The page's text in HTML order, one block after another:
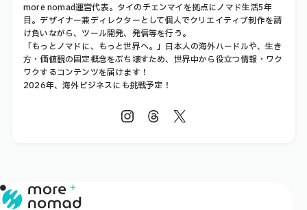
more nomad運営代表。タイのチェンマイを拠点にノマド生活5年
目。デザイナー兼ディレクターとして個人でクリエイティブ制作を請
け負いながら、ツール開発、発信等を行う。
「もっとノマドに、もっと世界へ。」日本人の海外ハードルや、生き
方・価値観の固定概念をぶち壊すため、世界中から役立つ情報・ワク
ワクするコンテンツを届けます！
2026年、海外ビジネスにも挑戦予定！